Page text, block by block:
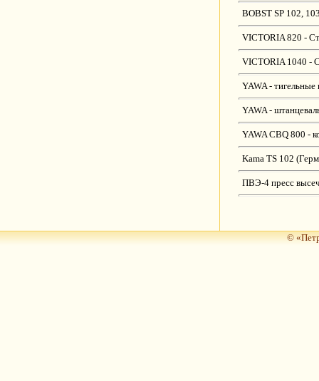
BOBST SP 102,
VICTORIA 820 -
VICTORIA 1040 -
YAWA - тигельные
YAWA -
YAWA CBQ 800 -
Kama TS 102
ПВЭ-4 пресс
©